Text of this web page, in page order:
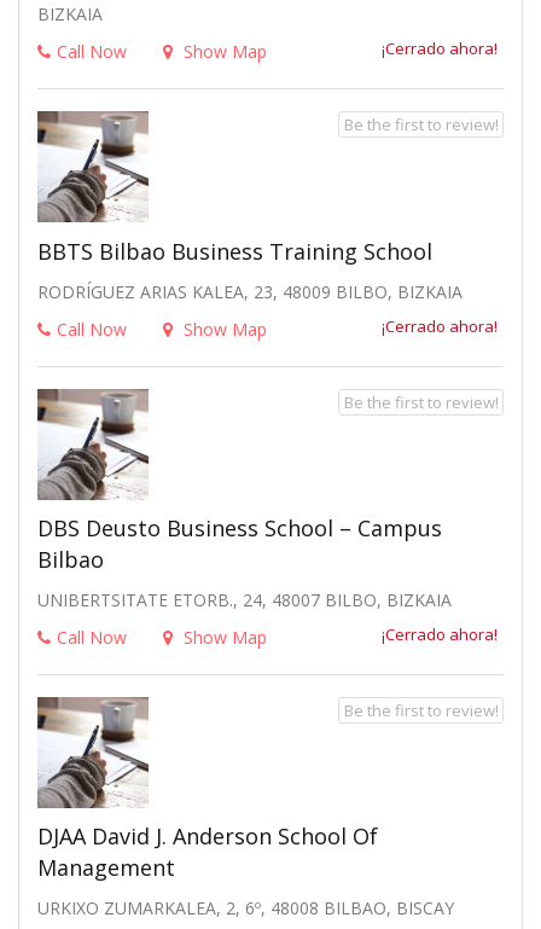
BIZKAIA
Call Now
Show Map ¡Cerrado ahora!
BBTS Bilbao Business Training School
RODRÍGUEZ ARIAS KALEA, 23, 48009 BILBO, BIZKAIA
Call Now
Show Map ¡Cerrado ahora!
Be the first to review!
DBS Deusto Business School – Campus
Bilbao
UNIBERTSITATE ETORB., 24, 48007 BILBO, BIZKAIA
Call Now
Show Map ¡Cerrado ahora!
Be the first to review!
DJAA David J. Anderson School Of
Management
URKIXO ZUMARKALEA, 2, 6º, 48008 BILBAO, BISCAY
Be the first to review!